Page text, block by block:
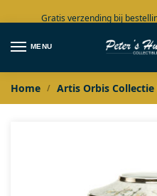
Gratis verzending bij
Grote
MENU
Home / Artis Orbis